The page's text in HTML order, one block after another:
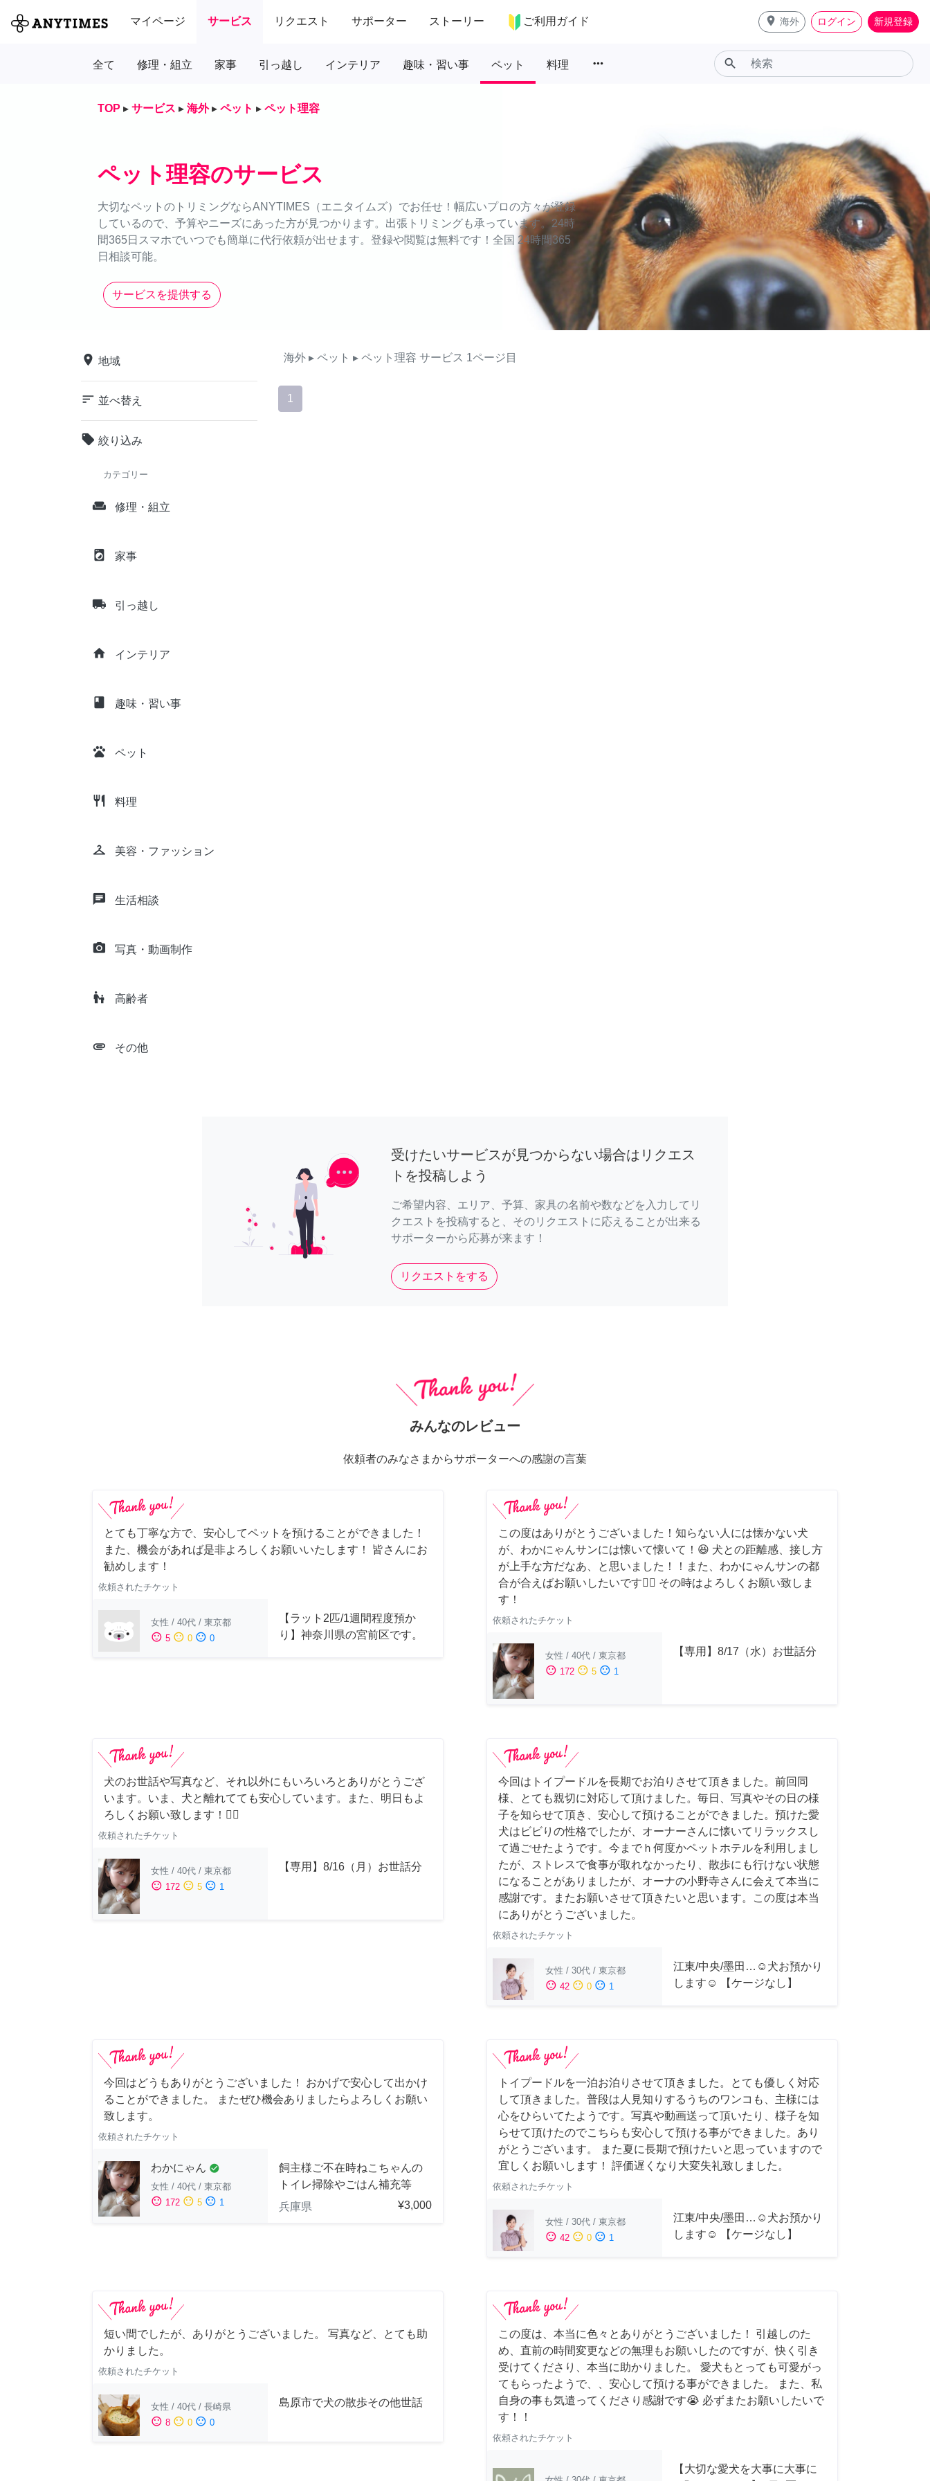
マイページ サービス リクエスト サポーター ストーリー ご利用ガイド place 海外 ログイン 新規登録
全て 修理・組立 家事 引っ越し インテリア 趣味・習い事 ペット 料理 more_horiz search
TOP ▸ サービス ▸ 海外 ▸ ペット ▸ ペット理容
ペット理容のサービス
大切なペットのトリミングならANYTIMES（エニタイムズ）でお任せ！幅広いプロの方々が登録
しているので、予算やニーズにあった方が見つかります。出張トリミングも承っています。24時
間365日スマホでいつでも簡単に代行依頼が出せます。登録や閲覧は無料です！全国 24時間365
日相談可能。
サービスを提供する
place 地域
sort 並べ替え
local_offer 絞り込み
カテゴリー
weekend 修理・組立
local_laundry_service 家事
local_shipping 引っ越し
home インテリア
class 趣味・習い事
pets ペット
restaurant 料理
checkroom 美容・ファッション
chat 生活相談
camera_alt 写真・動画制作
escalator_warning 高齢者
attachment その他
海外 ▸ ペット ▸ ペット理容 サービス 1ページ目
1
受けたいサービスが見つからない場合はリクエス
トを投稿しよう
ご希望内容、エリア、予算、家具の名前や数などを入力してリ
クエストを投稿すると、そのリクエストに応えることが出来る
サポーターから応募が来ます！
リクエストをする
みんなのレビュー
依頼者のみなさまからサポーターへの感謝の言葉
とても丁寧な方で、安心してペットを預けることができました！
また、機会があれば是非よろしくお願いいたします！ 皆さんにお
勧めします！
依頼されたチケット
女性 / 40代 / 東京都
sentiment_satisfied 5 sentiment_neutral 0 sentiment_dissatisfied 0
【ラット2匹/1週間程度預か
り】神奈川県の宮前区です。
この度はありがとうございました！知らない人には懐かない犬
が、わかにゃんサンには懐いて懐いて！😆 犬との距離感、接し方
が上手な方だなあ、と思いました！！また、わかにゃんサンの都
合が合えばお願いしたいです🙇‍♂️ その時はよろしくお願い致しま
す！
依頼されたチケット
女性 / 40代 / 東京都
sentiment_satisfied 172 sentiment_neutral 5 sentiment_dissatisfied 1
【専用】8/17（水）お世話分
犬のお世話や写真など、それ以外にもいろいろとありがとうござ
います。いま、犬と離れてても安心しています。また、明日もよ
ろしくお願い致します！🙇‍♂️
依頼されたチケット
女性 / 40代 / 東京都
sentiment_satisfied 172 sentiment_neutral 5 sentiment_dissatisfied 1
【専用】8/16（月）お世話分
今回はトイプードルを長期でお泊りさせて頂きました。前回同
様、とても親切に対応して頂けました。毎日、写真やその日の様
子を知らせて頂き、安心して預けることができました。預けた愛
犬はビビりの性格でしたが、オーナーさんに懐いてリラックスし
て過ごせたようです。今までｈ何度かペットホテルを利用しまし
たが、ストレスで食事が取れなかったり、散歩にも行けない状態
になることがありましたが、オーナの小野寺さんに会えて本当に
感謝です。またお願いさせて頂きたいと思います。この度は本当
にありがとうございました。
依頼されたチケット
女性 / 30代 / 東京都
sentiment_satisfied 42 sentiment_neutral 0 sentiment_dissatisfied 1
江東/中央/墨田…☺︎犬お預かり
します☺︎ 【ケージなし】
今回はどうもありがとうございました！ おかげで安心して出かけ
ることができました。 またぜひ機会ありましたらよろしくお願い
致します。
依頼されたチケット
わかにゃん check_circle
女性 / 40代 / 東京都
sentiment_satisfied 172 sentiment_neutral 5 sentiment_dissatisfied 1
飼主様ご不在時ねこちゃんの
トイレ掃除やごはん補充等
兵庫県
¥3,000
トイプードルを一泊お泊りさせて頂きました。とても優しく対応
して頂きました。普段は人見知りするうちのワンコも、主様には
心をひらいてたようです。写真や動画送って頂いたり、様子を知
らせて頂けたのでこちらも安心して預ける事ができました。あり
がとうございます。 また夏に長期で預けたいと思っていますので
宜しくお願いします！ 評価遅くなり大変失礼致しました。
依頼されたチケット
女性 / 30代 / 東京都
sentiment_satisfied 42 sentiment_neutral 0 sentiment_dissatisfied 1
江東/中央/墨田…☺︎犬お預かり
します☺︎ 【ケージなし】
短い間でしたが、ありがとうございました。 写真など、とても助
かりました。
依頼されたチケット
女性 / 40代 / 長崎県
sentiment_satisfied 8 sentiment_neutral 0 sentiment_dissatisfied 0
島原市で犬の散歩その他世話
この度は、本当に色々とありがとうございました！ 引越しのた
め、直前の時間変更などの無理もお願いしたのですが、快く引き
受けてくださり、本当に助かりました。 愛犬もとっても可愛がっ
てもらったようで、、安心して預ける事ができました。 また、私
自身の事も気遣ってくださり感謝です😭 必ずまたお願いしたいで
す！！
依頼されたチケット
【大切な愛犬を大事に大事に